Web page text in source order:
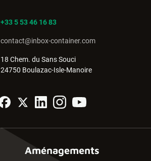
+33 5 53 46 16 83
contact@inbox-container.com
18 Chem. du Sans Souci
24750 Boulazac-Isle-Manoire
Aménagements